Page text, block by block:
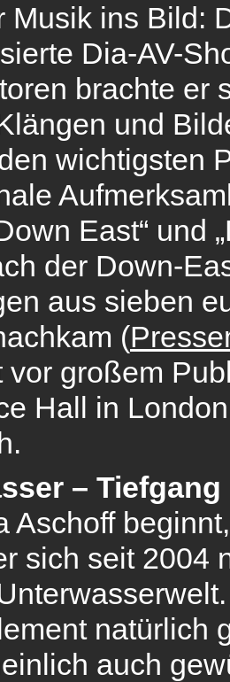
Musik ins Bild:
Dia-AV-
brachte er
und
wichtigsten
East“ und
der Down-
aus sieben
(
vor großem
Hall in
–
Aschoff
sich seit 2004
natürlich
auch